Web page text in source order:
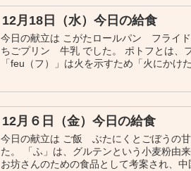
12月18日（水）今日の給食
今日の献立は こがたロールパン フラ
ちごプリン 牛乳 でした。 ポトフとは、
「feu（フ）」は火を示すため「火にかけ
12月６日（金）今日の給食
今日の献立は ご飯 ぶたにくとごぼう
た。 「ふ」は、グルテンという小麦粉由
お坊さんのための食品として考案され、中